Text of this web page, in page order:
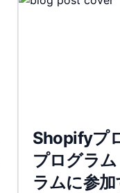
Shopifyプ
プログラ
ラムに参